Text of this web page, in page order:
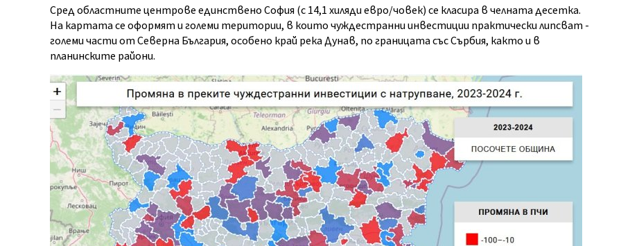
Сред областните центрове единствено София (с 14,1 хиляди евро/човек) се класира в челната десетка.
На картата се оформят и големи територии, в които чуждестранни инвестиции практически липсват -
големи части от Северна България, особено край река Дунав, по границата със Сърбия, както и в
планинските райони.